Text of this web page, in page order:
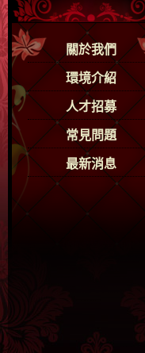
關於我們
環境介紹
人才招募
常見問題
最新消息